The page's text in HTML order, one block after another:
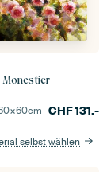
Monestier
cm CHF131.-
selbst wählen